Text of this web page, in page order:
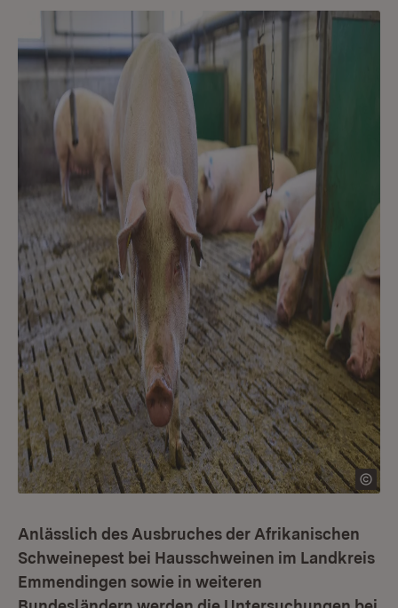
Anlässlich des Ausbruches der Afrikanischen
Schweinepest bei Hausschweinen im Landkreis
Emmendingen sowie in weiteren